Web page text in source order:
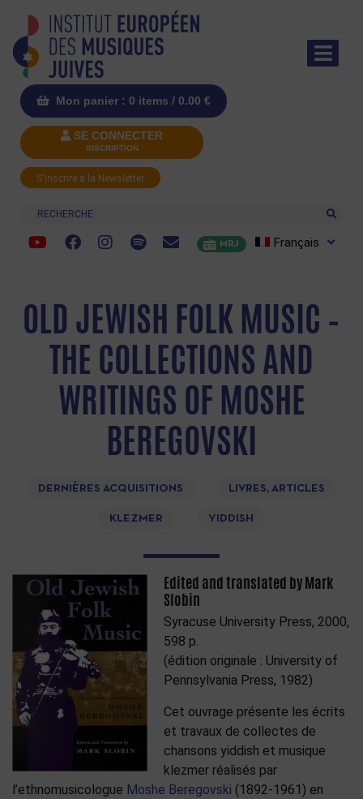
Mon panier : 0 items / 0.00 €
SE CONNECTER
INSCRIPTION
S'inscrire à la Newsletter
Recherche
MRJ Français
OLD JEWISH FOLK MUSIC –
THE COLLECTIONS AND
WRITINGS OF MOSHE
BEREGOVSKI
DERNIÈRES ACQUISITIONS LIVRES, ARTICLES
KLEZMER YIDDISH
Edited and translated by Mark
Slobin
Syracuse University Press, 2000,
598 p.
(édition originale : University of
Pennsylvania Press, 1982)
Cet ouvrage présente les écrits
et travaux de collectes de
chansons yiddish et musique
klezmer réalisés par
l’ethnomusicologue Moshe Beregovski (1892-1961) en